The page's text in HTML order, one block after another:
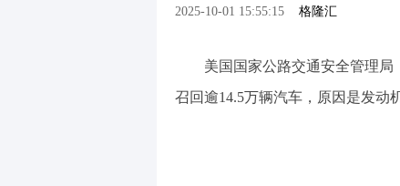
2025-10-01 15:55:15 格隆汇
美国国家公路交通安全管理局
召回逾14.5万辆汽车，原因是发动